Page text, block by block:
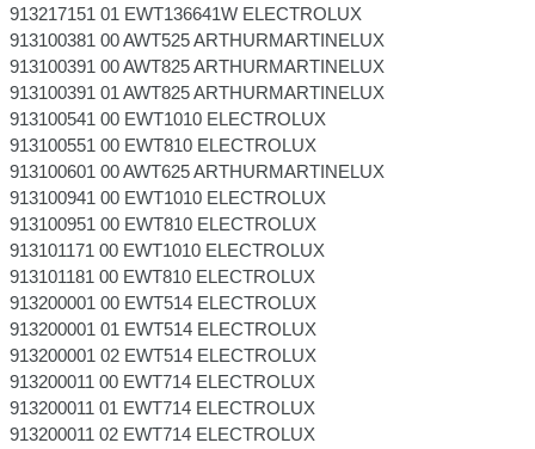
913217151 01 EWT136641W ELECTROLUX
913100381 00 AWT525 ARTHURMARTINELUX
913100391 00 AWT825 ARTHURMARTINELUX
913100391 01 AWT825 ARTHURMARTINELUX
913100541 00 EWT1010 ELECTROLUX
913100551 00 EWT810 ELECTROLUX
913100601 00 AWT625 ARTHURMARTINELUX
913100941 00 EWT1010 ELECTROLUX
913100951 00 EWT810 ELECTROLUX
913101171 00 EWT1010 ELECTROLUX
913101181 00 EWT810 ELECTROLUX
913200001 00 EWT514 ELECTROLUX
913200001 01 EWT514 ELECTROLUX
913200001 02 EWT514 ELECTROLUX
913200011 00 EWT714 ELECTROLUX
913200011 01 EWT714 ELECTROLUX
913200011 02 EWT714 ELECTROLUX